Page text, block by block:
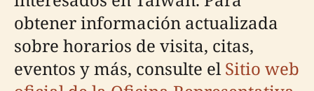
obtener información actualizada
sobre horarios de visita, citas,
eventos y más, consulte elSitio web